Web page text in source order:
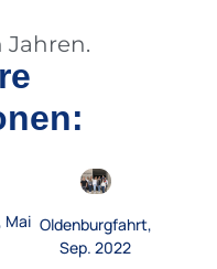
Jahren.
Mai Oldenburgfahrt,
Sep. 2022